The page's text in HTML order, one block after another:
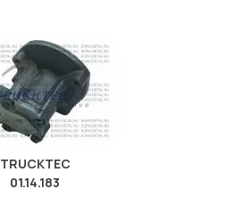
TRUCKTEC
01.14.183